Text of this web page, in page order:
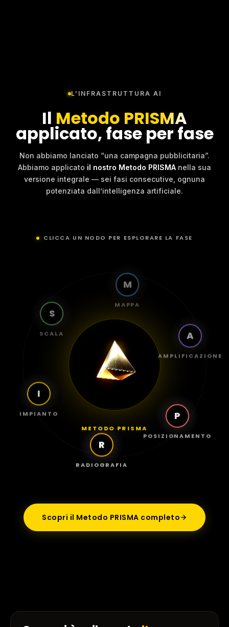
L’INFRASTRUTTURA AI
Il Metodo PRISMA
applicato, fase per fase
Non abbiamo lanciato “una campagna pubblicitaria”.
Abbiamo applicato il nostro Metodo PRISMA nella sua
versione integrale — sei fasi consecutive, ognuna
potenziata dall’intelligenza artificiale.
CLICCA UN NODO PER ESPLORARE LA FASE
METODO PRISMA P
R
RADIOGRAFIA
I
IMPIANTO
S
SCALA
M
MAPPA
A
Scopri il Metodo PRISMA completo